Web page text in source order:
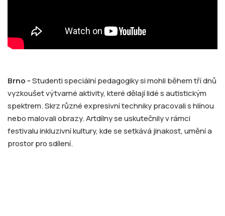
Brno -Studenti speciální pedagogiky si mohli během tří dnů
vyzkoušet výtvarné aktivity, které dělají lidé s autistickým
spektrem. Skrz různé expresivní techniky pracovali s hlínou
nebo malovali obrazy. Artdílny se uskutečnily v rámci
festivalu inkluzivní kultury, kde se setkává jinakost, umění a
prostor pro sdílení.